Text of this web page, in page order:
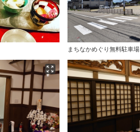
まちなかめぐり無料駐車場